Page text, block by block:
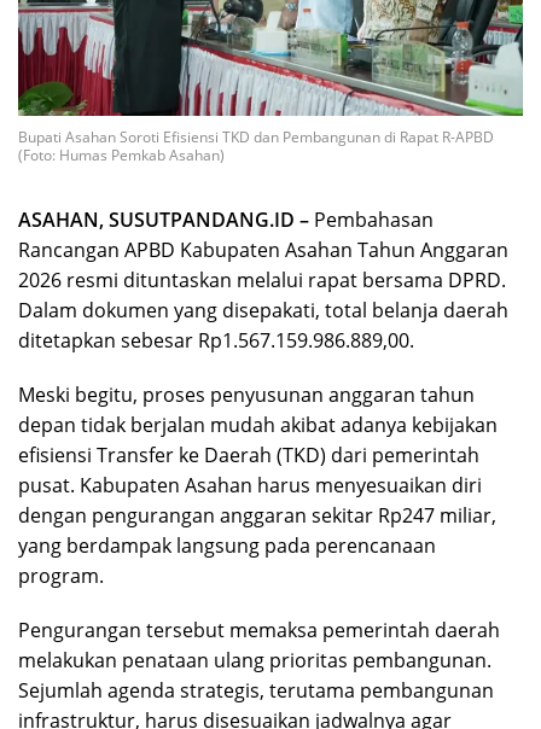
Bupati Asahan Soroti Efisiensi TKD dan Pembangunan di Rapat R-APBD
(Foto: Humas Pemkab Asahan)
ASAHAN, SUSUTPANDANG.ID – Pembahasan
Rancangan APBD Kabupaten Asahan Tahun Anggaran
2026 resmi dituntaskan melalui rapat bersama DPRD.
Dalam dokumen yang disepakati, total belanja daerah
ditetapkan sebesar Rp1.567.159.986.889,00.
Meski begitu, proses penyusunan anggaran tahun
depan tidak berjalan mudah akibat adanya kebijakan
efisiensi Transfer ke Daerah (TKD) dari pemerintah
pusat. Kabupaten Asahan harus menyesuaikan diri
dengan pengurangan anggaran sekitar Rp247 miliar,
yang berdampak langsung pada perencanaan
program.
Pengurangan tersebut memaksa pemerintah daerah
melakukan penataan ulang prioritas pembangunan.
Sejumlah agenda strategis, terutama pembangunan
infrastruktur, harus disesuaikan jadwalnya agar